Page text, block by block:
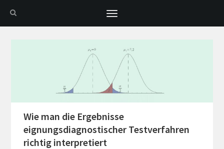
Toggle
navigation
Wie man die Ergebnisse
eignungsdiagnostischer Testverfahren
richtig interpretiert